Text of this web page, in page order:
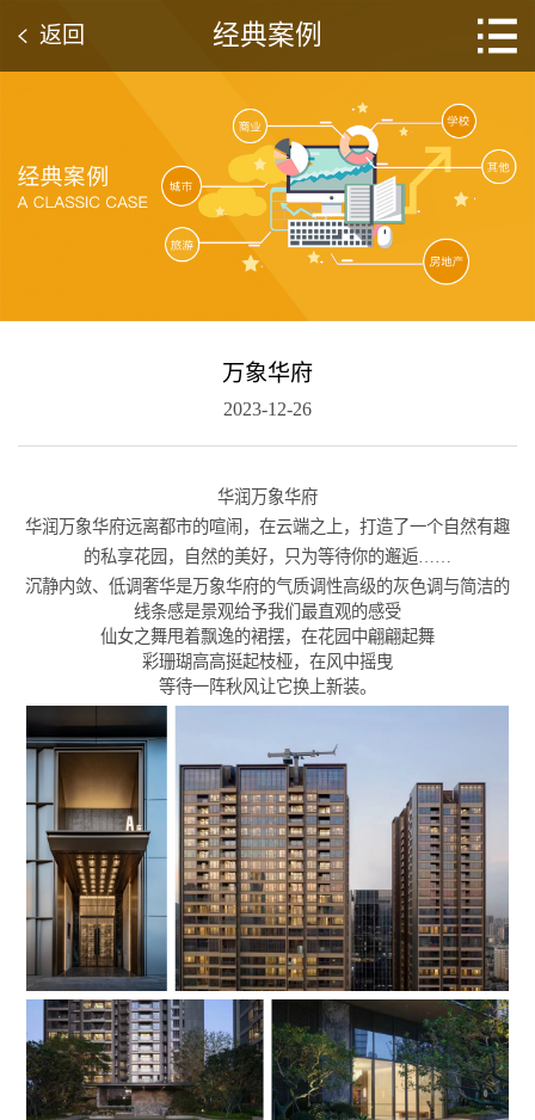
经典案例
返回
万象华府
2023-12-26
华润万象华府
华润万象华府远离都市的喧闹，在云端之上，打造了一个自然有趣
的私享花园，自然的美好，只为等待你的邂逅……
沉静内敛、低调奢华是万象华府的气质调性高级的灰色调与简洁的
线条感是景观给予我们最直观的感受
仙女之舞甩着飘逸的裙摆，在花园中翩翩起舞
彩珊瑚高高挺起枝桠，在风中摇曳
等待一阵秋风让它换上新装。